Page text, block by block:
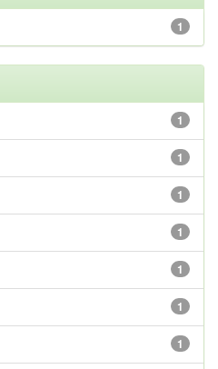
1
1
1
1
1
1
1
1